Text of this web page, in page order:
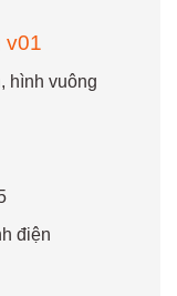
v01
hình vuông
điện